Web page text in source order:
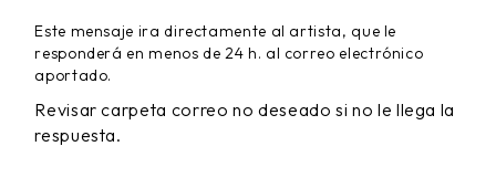
Este mensaje ira directamente al artista, que le
responderá en menos de 24 h. al correo electrónico
aportado.
Revisar carpeta correo no deseado si no le llega la
respuesta.